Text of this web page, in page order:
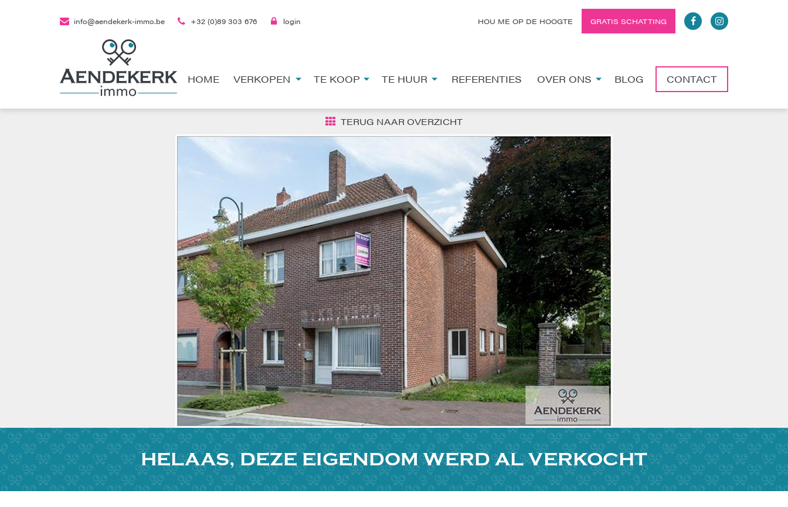
HOME VERKOPEN TE KOOP TE HUUR REFERENTIES OVER ONS BLOG CONTACT
info@aendekerk-immo.be +32 (0)89 303 676 login HOU ME OP DE HOOGTE GRATIS SCHATTING
TERUG NAAR OVERZICHT
HELAAS, DEZE EIGENDOM WERD AL VERKOCHT